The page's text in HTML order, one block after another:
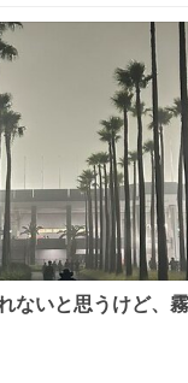
ないと思うけど、